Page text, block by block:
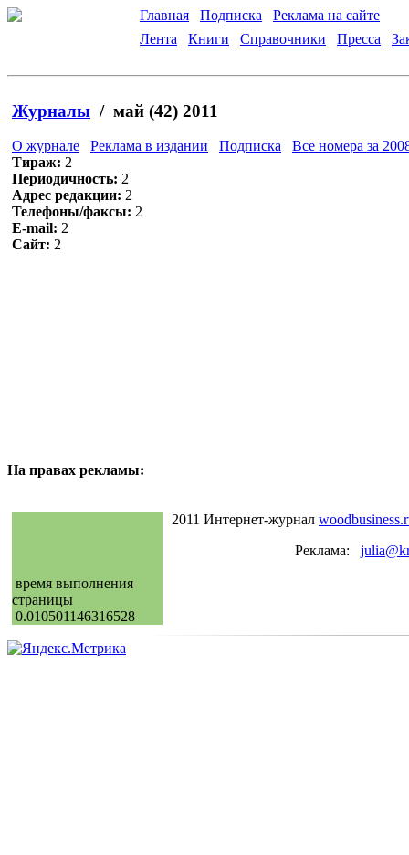
Главная Подписка
Реклама на сайте
Лента
Книги Справочники Пресса
Журналы / май (42) 2011
О журнале Реклама в издании Подписка
Все номера за
Тираж: 2
Периодичность: 2
Адрес редакции: 2
Телефоны/факсы: 2
E-mail: 2
Сайт: 2
На правах рекламы:
время выполнения
страницы
0.010501146316528
2011 Интернет-журнал
Реклама: